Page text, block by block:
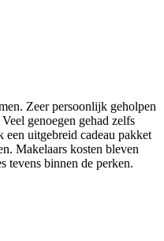
Zeer persoonlijk geholpen
genoegen gehad zelfs
een uitgebreid cadeau pakket
Makelaars kosten bleven
tevens binnen de perken.